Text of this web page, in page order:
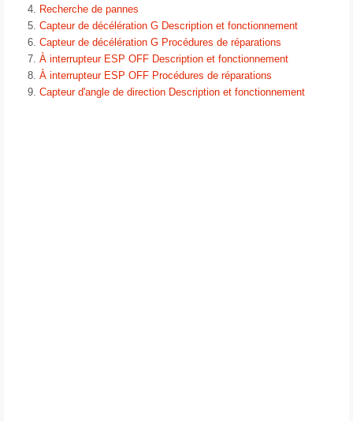
Recherche de pannes
Capteur de décélération G Description et fonctionnement
Capteur de décélération G Procédures de réparations
À interrupteur ESP OFF Description et fonctionnement
À interrupteur ESP OFF Procédures de réparations
Capteur d'angle de direction Description et fonctionnement